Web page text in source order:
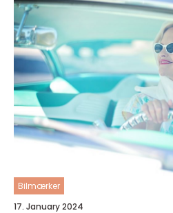
Bilmærker
17. January 2024